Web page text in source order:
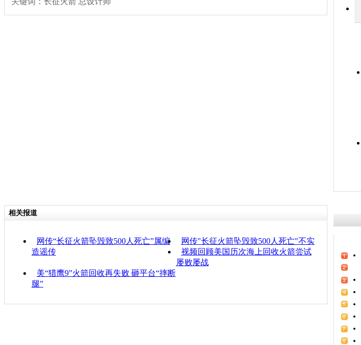
相关报道
网传“长征火箭坠毁致500人死亡”属编
造谣传
网传"长征火箭坠毁致500人死亡"不实
视频回顾美国历次海上回收火箭尝试
屡败屡战
美“猎鹰9”火箭回收再失败 砸平台“摔断
腿”